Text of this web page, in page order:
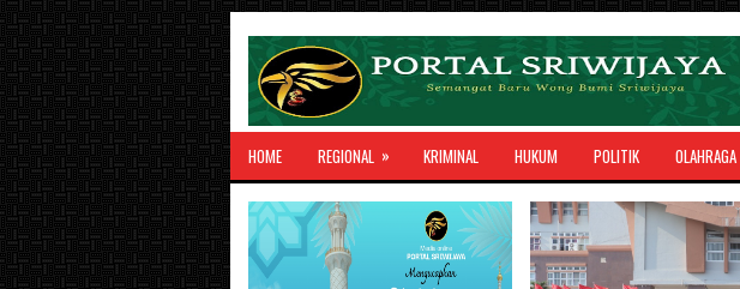
HOME REGIONAL » KRIMINAL HUKUM POLITIK OLAHRAGA